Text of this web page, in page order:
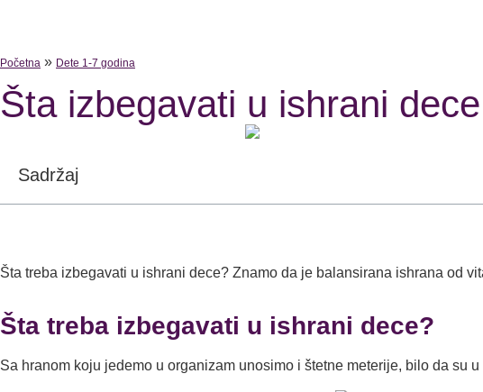
Početna » Dete 1-7 godina
Šta izbegavati u ishrani
Sadržaj
Šta treba izbegavati u ishrani dece? Znamo da je balansirana ishrana od
Šta treba izbegavati u ishrani dece?
Sa hranom koju jedemo u organizam unosimo i štetne meterije, bilo da su